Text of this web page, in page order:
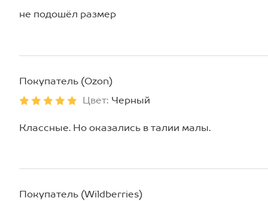
не подошёл размер
Покупатель (Ozon)
Цвет: Черный
Классные. Но оказались в талии малы.
Покупатель (Wildberries)